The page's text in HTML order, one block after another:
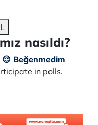
nasıldı?
😌 Beğenmedim
in polls.